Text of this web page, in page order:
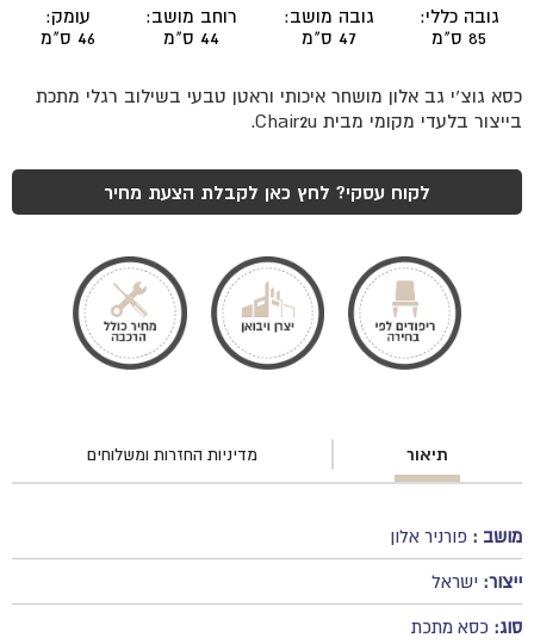
גובה כללי:
85 ס"מ
גובה מושב:
47 ס"מ
רוחב מושב:
44 ס"מ
עומק:
46 ס"מ
כסא גוצ'י גב אלון מושחר איכותי וראטן טבעי בשילוב רגלי מתכת
בייצור בלעדי מקומי מבית Chair2u.
לקוח עסקי? לחץ כאן לקבלת הצעת מחיר
תיאור מדיניות החזרות ומשלוחים
מושב : פורניר אלון
ייצור: ישראל
סוג: כסא מתכת